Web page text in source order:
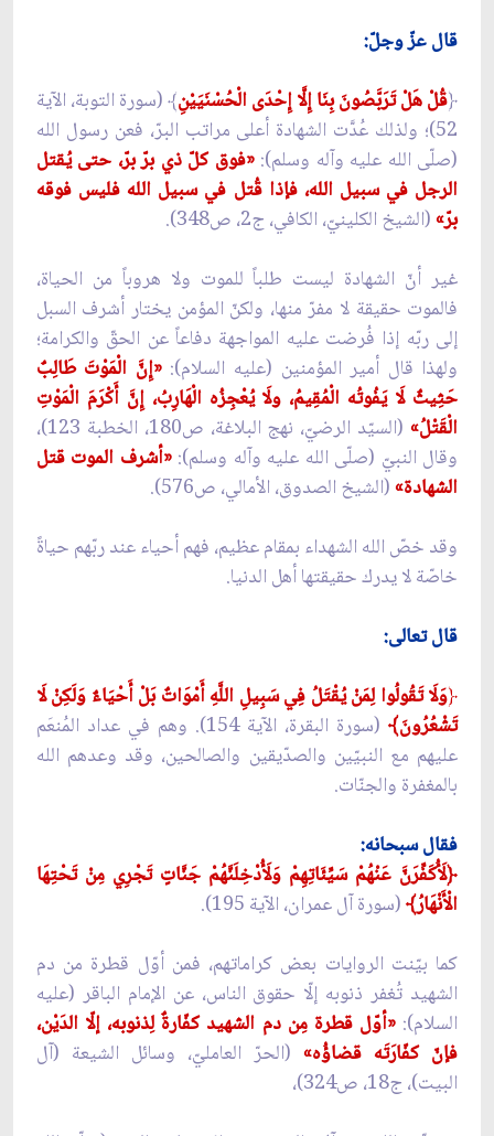
قال عزّ وجلّ:
﴿قُلْ هَلْ تَرَبَّصُونَ بِنَا إِلَّا إِحْدَى الْحُسْنَيَيْنِ﴾ (سورة التوبة، الآية
52)؛ ولذلك عُدَّت الشهادة أعلى مراتب البرّ، فعن رسول الله
(صلّى الله عليه وآله وسلم):«فوق كلّ ذي برّ برّ، حتى يُقتل
الرجل في سبيل الله، فإذا قُتل في سبيل الله فليس فوقه
برّ»(الشيخ الكلينيّ، الكافي، ج2، ص348).
غير أنّ الشهادة ليست طلباً للموت ولا هروباً من الحياة،
فالموت حقيقة لا مفرّ منها، ولكنّ المؤمن يختار أشرف السبل
إلى ربّه إذا فُرضت عليه المواجهة دفاعاً عن الحقّ والكرامة؛
ولهذا قال أمير المؤمنين (عليه السلام):«إِنَّ الْمَوْتَ طَالِبٌ
حَثِيثٌ لَا يَفُوتُه الْمُقِيمُ، ولَا يُعْجِزُه الْهَارِبُ، إِنَّ أَكْرَمَ الْمَوْتِ
الْقَتْلُ»
(السيّد الرضيّ، نهج البلاغة، ص180، الخطبة 123)،
وقال النبيّ (صلّى الله عليه وآله وسلم):«أشرف الموت قتل
الشهادة»(الشيخ الصدوق، الأمالي، ص576).
وقد خصّ الله الشهداء بمقام عظيم، فهم أحياء عند ربّهم حياةً
خاصّة لا يدرك حقيقتها أهل الدنيا.
قال تعالى:
﴿وَلَا تَقُولُوا لِمَنْ يُقْتَلُ فِي سَبِيلِ اللَّهِ أَمْوَاتٌ بَلْ أَحْيَاءٌ وَلَكِنْ لَا
تَشْعُرُونَ﴾
(سورة البقرة، الآية 154). وهم في عداد المُنعَم
عليهم مع النبيّين والصدّيقين والصالحين، وقد وعدهم الله
بالمغفرة والجنّات.
فقال سبحانه:
﴿لَأُكَفِّرَنَّ عَنْهُمْ سَيِّئَاتِهِمْ وَلَأُدْخِلَنَّهُمْ جَنَّاتٍ تَجْرِي مِنْ تَحْتِهَا
الْأَنْهَارُ﴾(سورة آل عمران، الآية 195).
كما بيّنت الروايات بعض كراماتهم، فمن أوّل قطرة من دم
الشهيد تُغفر ذنوبه إلّا حقوق الناس، عن الإمام الباقر (عليه
السلام): «أوّل قطرة مِن دم الشهيد كفّارةٌ لِذنوبه، إلّا الدَيْن،
فإنّ كفّارَتَه قضاؤُه»(الحرّ العامليّ، وسائل الشيعة (آل
البيت)، ج18، ص324)،